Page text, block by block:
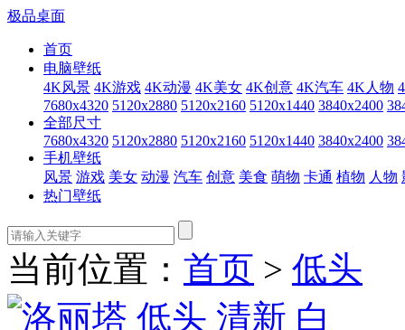
极品桌面
首页
电脑壁纸
4K风景 4K游戏 4K动漫 4K美女 4K创意 4K汽车 4K人物
7680x4320 5120x2880 5120x2160 5120x1440 3840x2400
全部尺寸
7680x4320 5120x2880 5120x2160 5120x1440 3840x2400
手机壁纸
风景 游戏 美女 动漫 汽车 创意 美食 萌物 卡通 植物 人物
热门壁纸
当前位置： 首页 > 低头